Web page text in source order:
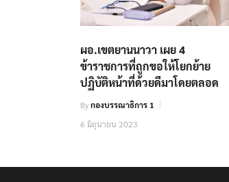
ผอ.เขตยานนาวา เผย 4
ข้าราชการที่ถูกขอให้โยกย้าย
ปฏิบัติหน้าที่ด้วยดีมาโดยตลอด
Byกองบรรณาธิการ 1
6 มิถุนายน 2023